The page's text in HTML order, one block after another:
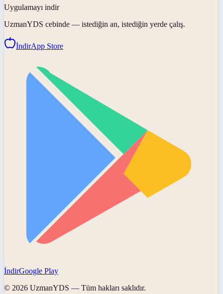
Uygulamayı indir
UzmanYDS cebinde — istediğin an, istediğin yerde çalış.
İndirApp Store
İndirGoogle Play
© 2026 UzmanYDS — Tüm hakları saklıdır.